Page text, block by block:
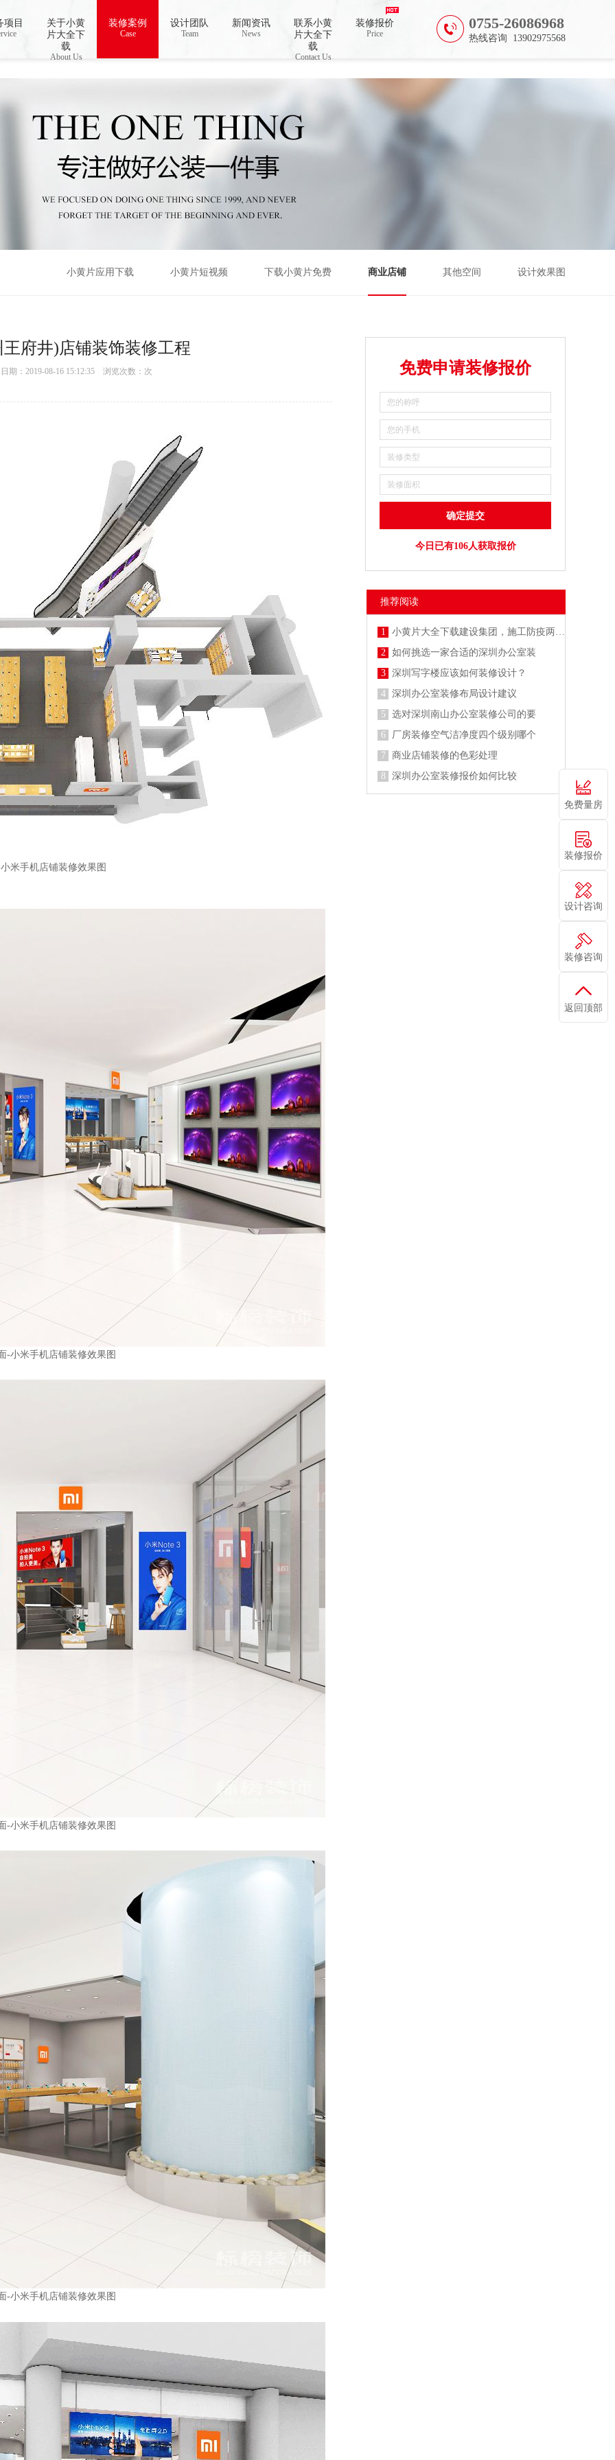
0755-26086968
热线咨询 13902975568
项目
关于小黄
片大全下
载
About Us
装修案例
Case
设计团队
Team
新闻资讯
News
联系小黄
片大全下
载
Contact Us
装修报价
Price
小黄片应用下载 小黄片短视频 下载小黄片免费 商业店铺 其他空间 设计效果图
府井)店铺装饰装修工程
：2019-08-16 15:12:35 浏览次数： 次
米手机店铺装修效果图
-小米手机店铺装修效果图
-小米手机店铺装修效果图
-小米手机店铺装修效果图
免费申请装修报价
今日已有106人获取报价
推荐阅读
1
小黄片大全下载建设集团，施工防疫两不误
2
如何挑选一家合适的深圳办公室装
3
深圳写字楼应该如何装修设计？
4
深圳办公室装修布局设计建议
5
选对深圳南山办公室装修公司的要
6
厂房装修空气洁净度四个级别哪个
7
商业店铺装修的色彩处理
8
深圳办公室装修报价如何比较
免费量房
装修报价
设计咨询
装修咨询
返回顶部